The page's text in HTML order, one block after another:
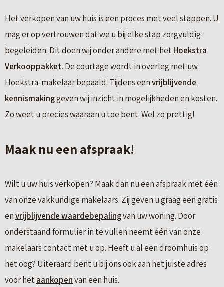
Het verkopen van uw huis is een proces met veel stappen. U
mag er op vertrouwen dat we u bij elke stap zorgvuldig
begeleiden. Dit doen wij onder andere met hetHoekstra
Verkooppakket. De courtage wordt in overleg met uw
Hoekstra-makelaar bepaald. Tijdens eenvrijblijvende
kennismakinggeven wij inzicht in mogelijkheden en kosten.
Zo weet u precies waaraan u toe bent. Wel zo prettig!
Maak nu een afspraak!
Wilt u uw huis verkopen? Maak dan nu een afspraak met één
van onze vakkundige makelaars. Zij geven u graag een gratis
envrijblijvende waardebepalingvan uw woning. Door
onderstaand formulier in te vullen neemt één van onze
makelaars contact met u op. Heeft u al een droomhuis op
het oog? Uiteraard bent u bij ons ook aan het juiste adres
voor hetaankopenvan een huis.